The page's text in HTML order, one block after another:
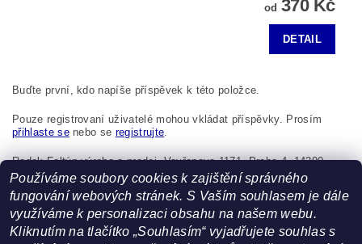
od 370 Kč
DETAIL
Buďte první, kdo napíše příspěvek k této položce.
Pouze registrovaní uživatelé mohou vkládat příspěvky. Prosím
přihlaste senebo se registrujte
Radek Foltýn výroba a prodej, Vavřenova 1171, Praha 4, 14200,
Česká republika, foltynradek@seznam.cz
Používáme soubory cookies k zajištění správného
fungování webových stránek. S Vaším souhlasem je dále
využíváme k personalizaci obsahu na našem webu.
Kliknutím na tlačítko „Souhlasím“ vyjadřujete souhlas s